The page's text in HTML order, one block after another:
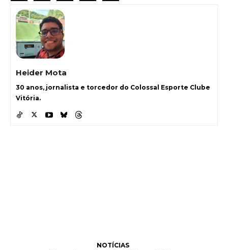
Heider Mota
30 anos, jornalista e torcedor do Colossal Esporte Clube
Vitória.
NOTÍCIAS